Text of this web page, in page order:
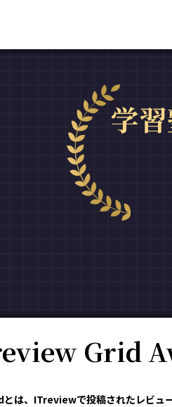
学
Grid
は、ITreviewで投稿されたレビュ